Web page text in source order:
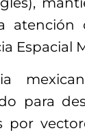
atención
Espacial
para
por